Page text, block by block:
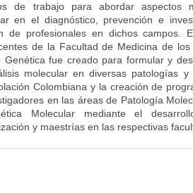
de trabajo para abordar aspectos
en el diagnóstico, prevención e
de profesionales en dichos campos.
de la Facultad de Medicina de
fue creado para formular y
molecular en diversas patologías
Colombiana y la creación de
en las áreas de Patología
Molecular mediante el
y maestrías en las respectivas